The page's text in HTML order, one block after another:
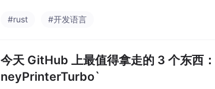
#rust
#开发语言
今天 GitHub 上最值得拿走的 3 个东
neyPrinterTurbo`